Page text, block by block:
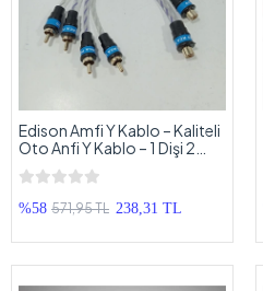
Edison Amfi Y Kablo – Kaliteli
Oto Anfi Y Kablo – 1 Dişi 2
Erkek Y Kablo – 2 Adet
%58 571,95 TL 238,31 TL